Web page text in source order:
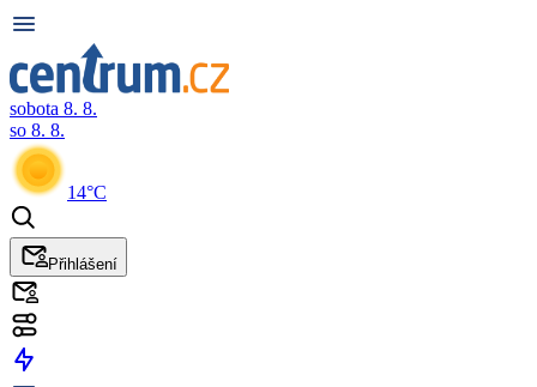
sobota 8. 8.
so 8. 8.
14°C
Přihlášení